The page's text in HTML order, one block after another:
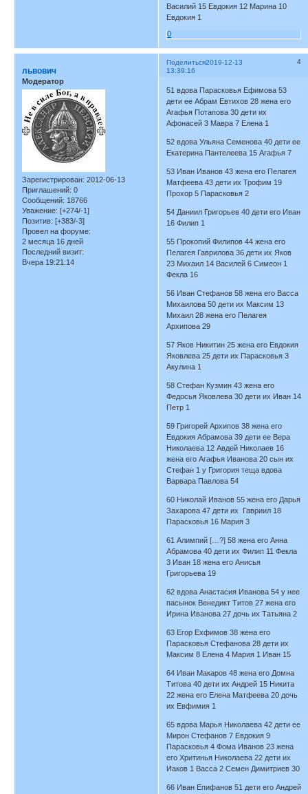
Василий 15 Евдокия 12 Марина 10
Евдокия 1
0
Поделиться 4
2019-12-13
13:39:16
львович
Модератор
Зарегистрирован: 2012-06-13
Приглашений: 0
Сообщений: 18766
Уважение: [+274/-1]
Позитив: [+383/-3]
Провел на форуме:
2 месяца 16 дней
Последний визит:
Вчера 19:21:14
51 вдова Парасковья Ефимова 53
дети ее Абрам Евтихов 28 жена его
Агафья Потапова 30 дети их
Афонасей 3 Мавра 7 Елена 1
52 вдова Ульяна Семенова 40 дети ее
Екатерина Пантелеева 15 Агафья 7
53 Иван Иванов 43 жена его Пелагея
Матфеева 43 дети их Трофим 19
Прохор 5 Парасковья 2
54 Даниил Григорьев 40 дети его Иван
16 Филип 1
55 Прокопий Филипов 44 жена его
Пелагея Гаврилова 36 дети их Яков
23 Михаил 14 Василей 6 Симеон 1
Фекла 16
56 Иван Стефанов 58 жена его Васса
Михаилова 50 дети их Максим 13
Михаил 28 жена его Пелагея
Архипова 29
57 Яков Никитин 25 жена его Евдокия
Яковлева 25 дети их Парасковья 3
Акулина 1
58 Стефан Кузмин 43 жена его
Федосья Яковлева 30 дети их Иван 14
Петр 1
59 Григорей Архипов 38 жена его
Евдокия Абрамова 39 дети ее Вера
Николаева 12 Авдей Николаев 16
жена его Агафья Иванова 20 сын их
Стефан 1 у Григория теща вдова
Варвара Павлова 54
60 Николай Иванов 55 жена его Дарья
Захарова 47 дети их Гавриил 18
Парасковья 16 Мария 3
61 Алимпий […?] 58 жена его Анна
Абрамова 40 дети их Филип 11 Фекла
3 Иван 18 жена его Анисья
Григорьева 19
62 вдова Анастасия Иванова 54 у нее
пасынок Венедикт Титов 27 жена его
Ирина Иванова 27 дочь их Татьяна 2
63 Егор Ехфимов 38 жена его
Парасковья Стефанова 28 дети их
Максим 8 Елена 4 Мария 1 Иван 15
64 Иван Макаров 48 жена его Домна
Титова 40 дети их Андрей 15 Никита
22 жена его Елена Матфеева 20 дочь
их Евфимия 1
65 вдова Марья Николаева 42 дети ее
Мирон Стефанов 7 Евдокия 9
Парасковья 4 Фома Иванов 23 жена
его Хритинья Николаева 22 дети их
Иаков 1 Васса 2 Семен Димитриев 30
66 Иван Епифанов 51 дети его Андрей